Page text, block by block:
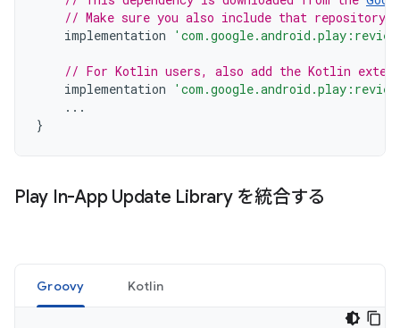
// Make sure you also include that
implementation
// For Kotlin users, also add the Kotlin
implementation
...
}
Play In-App Update Library を統合する
Groovy Kotlin